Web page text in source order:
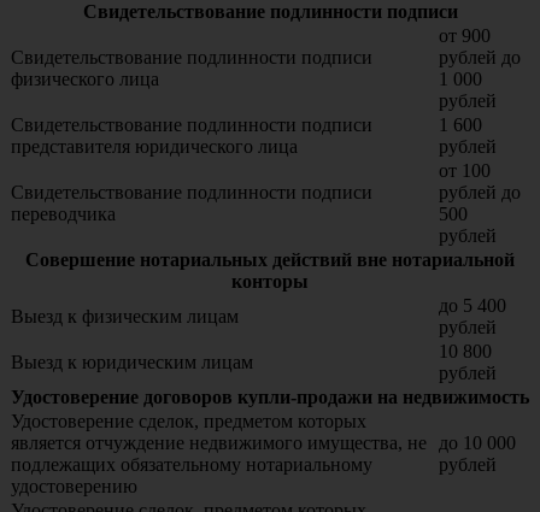
Свидетельствование подлинности подписи
Свидетельствование подлинности подписи
физического лица
от 900
рублей до
1 000
рублей
Свидетельствование подлинности подписи
представителя юридического лица
1 600
рублей
Свидетельствование подлинности подписи
переводчика
от 100
рублей до
500
рублей
Совершение нотариальных действий вне нотариальной
конторы
Выезд к физическим лицам
до 5 400
рублей
Выезд к юридическим лицам
10 800
рублей
Удостоверение договоров купли-продажи на недвижимость
Удостоверение сделок, предметом которых
является отчуждение недвижимого имущества, не
подлежащих обязательному нотариальному
удостоверению
до 10 000
рублей